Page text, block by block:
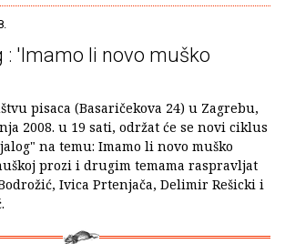
: 'Imamo li novo muško
pisaca (Basaričekova 24) u Zagrebu,
2008. u 19 sati, održat će se novi ciklus
na temu: Imamo li novo muško
prozi i drugim temama raspravljat
Ivica Prtenjača, Delimir Rešicki i